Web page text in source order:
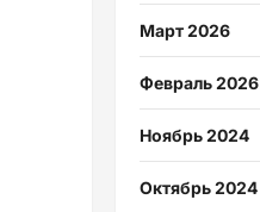
Март 2026
Февраль 2026
Ноябрь 2024
Октябрь 2024